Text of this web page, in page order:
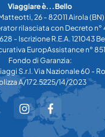
Viaggiare è...Bello
26 - 82011 Airola (BN)
rilasciata con Decreto
- Iscrizione R.E.A. 121043
EuropAssistance n°
Fondo di Garanzia:
S.r.l. Via Nazionale 60 -
A/172.5225/14/2023